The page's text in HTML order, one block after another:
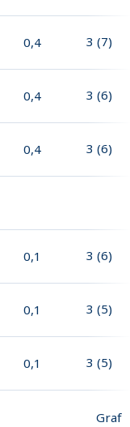
0,4 3 (7)
0,4 3 (6)
0,4 3 (6)
0,1 3 (6)
0,1 3 (5)
0,1 3 (5)
Graf